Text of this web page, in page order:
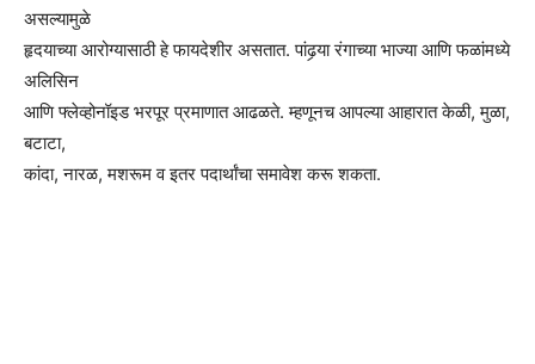
असल्यामुळे
हृदयाच्या आरोग्यासाठी हे फायदेशीर असतात. पांढर्‍या रंगाच्या भाज्या आणि फळांमध्ये
अलिसिन
आणि फ्लेव्होनॉइड भरपूर प्रमाणात आढळते. म्हणूनच आपल्या आहारात केळी, मुळा,
बटाटा,
कांदा, नारळ, मशरूम व इतर पदार्थांचा समावेश करू शकता.